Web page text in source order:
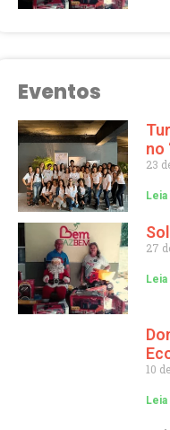
Eventos
no
23
Leia
27
Leia
10
Leia